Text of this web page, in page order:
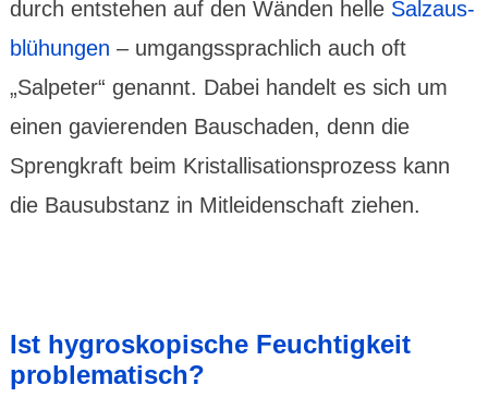
durch ent­stehen auf den Wänden helle Salz­aus­
blühungen – umgangs­sprach­lich auch oft
„Salpeter“ genannt. Dabei handelt es sich um
einen gavierenden Bau­schaden, denn die
Spreng­kraft beim Kristal­lisa­tions­prozess kann
die Bausubs­tanz in Mit­leiden­schaft ziehen.
Ist hygros­kopische Feuch­tigkeit
proble­matisch?